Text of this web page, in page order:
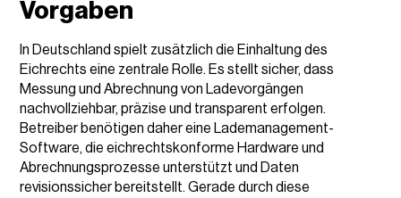
Vorgaben
In Deutschland spielt zusätzlich die Einhaltung des
Eichrechts eine zentrale Rolle. Es stellt sicher, dass
Messung und Abrechnung von Ladevorgängen
nachvollziehbar, präzise und transparent erfolgen.
Betreiber benötigen daher eine Lademanagement-
Software, die eichrechtskonforme Hardware und
Abrechnungsprozesse unterstützt und Daten
revisionssicher bereitstellt. Gerade durch diese